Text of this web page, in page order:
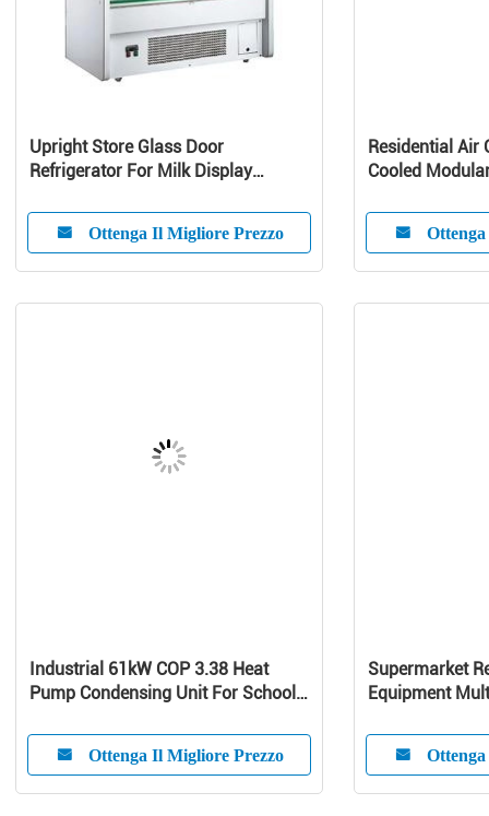
Upright Store Glass Door
Refrigerator For Milk Display
Ottenga Il Migliore Prezzo
Residential Air
Cooled
Industrial 61kW COP 3.38 Heat
Pump Condensing Unit For School /
Ottenga Il Migliore Prezzo
Supermarket
Equipment